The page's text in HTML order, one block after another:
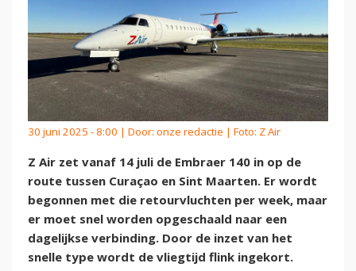
30 juni 2025 - 8:00 | Door: onze redactie | Foto: Z Air
Z Air zet vanaf 14 juli de Embraer 140 in op de
route tussen Curaçao en Sint Maarten. Er wordt
begonnen met die retourvluchten per week, maar
er moet snel worden opgeschaald naar een
dagelijkse verbinding. Door de inzet van het
snelle type wordt de vliegtijd flink ingekort.